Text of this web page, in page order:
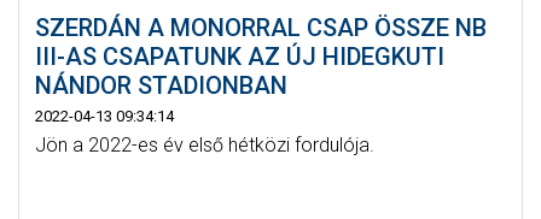
SZERDÁN A MONORRAL CSAP ÖSSZE NB
III-AS CSAPATUNK AZ ÚJ HIDEGKUTI
NÁNDOR STADIONBAN
2022-04-13 09:34:14
Jön a 2022-es év első hétközi fordulója.